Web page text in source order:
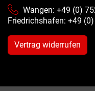
Wangen: +49 (0)
Friedrichshafen: +49 (0)
Vertrag widerrufen